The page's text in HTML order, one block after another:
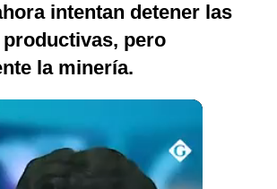
intentan detener las
pero
la minería.